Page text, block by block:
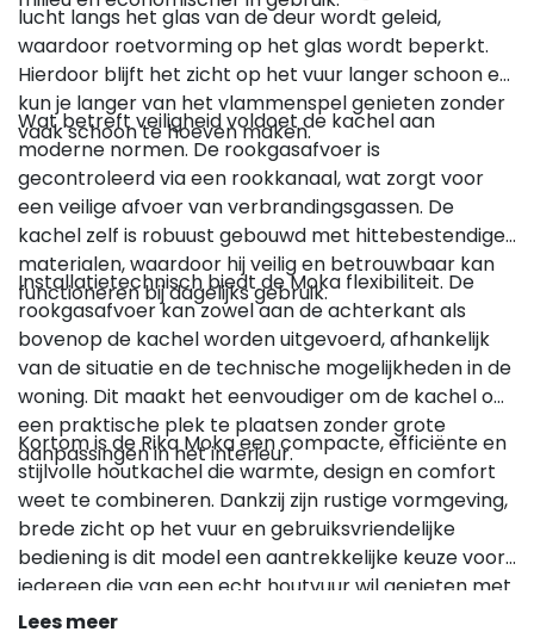
lucht langs het glas van de deur wordt geleid,
waardoor roetvorming op het glas wordt beperkt.
Hierdoor blijft het zicht op het vuur langer schoon en
kun je langer van het vlammenspel genieten zonder
vaak schoon te hoeven maken.
Wat betreft veiligheid voldoet de kachel aan
moderne normen. De rookgasafvoer is
gecontroleerd via een rookkanaal, wat zorgt voor
een veilige afvoer van verbrandingsgassen. De
kachel zelf is robuust gebouwd met hittebestendige
materialen, waardoor hij veilig en betrouwbaar kan
functioneren bij dagelijks gebruik.
Installatietechnisch biedt de Moka flexibiliteit. De
rookgasafvoer kan zowel aan de achterkant als
bovenop de kachel worden uitgevoerd, afhankelijk
van de situatie en de technische mogelijkheden in de
woning. Dit maakt het eenvoudiger om de kachel op
een praktische plek te plaatsen zonder grote
aanpassingen in het interieur.
Kortom is de Rika Moka een compacte, efficiënte en
stijlvolle houtkachel die warmte, design en comfort
weet te combineren. Dankzij zijn rustige vormgeving,
brede zicht op het vuur en gebruiksvriendelijke
bediening is dit model een aantrekkelijke keuze voor
iedereen die van een echt houtvuur wil genieten met
een moderne interpretatie van functie en esthetiek.
Lees meer